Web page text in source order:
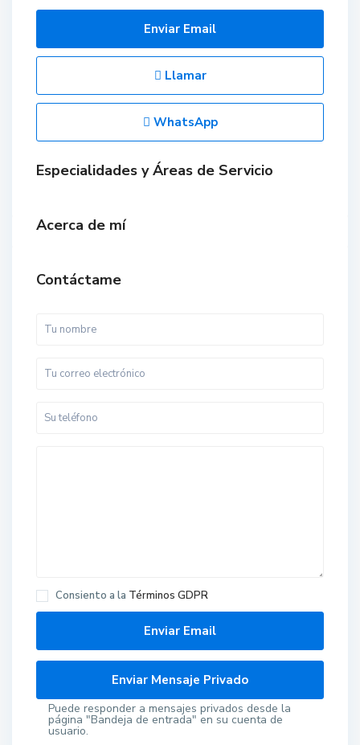
Enviar Email
Llamar
WhatsApp
Especialidades y Áreas de Servicio
Acerca de mí
Contáctame
Consiento a la Términos GDPR
Puede responder a mensajes privados desde la
página "Bandeja de entrada" en su cuenta de
usuario.